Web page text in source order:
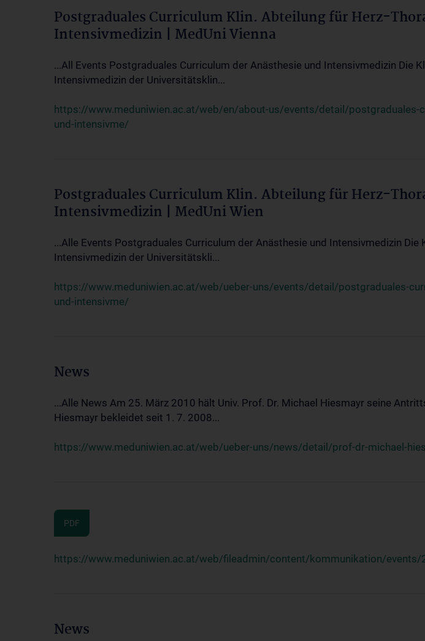
Postgraduales Curriculum Klin. Abteilung für Herz-
Intensivmedizin | MedUni Vienna
...All Events Postgraduales Curriculum der Anästhesie und Intensivmedizin Die
Intensivmedizin der Universitätsklin...
https://www.meduniwien.ac.at/web/en/about-us/events/detail/postgraduales-
und-intensivme/
Postgraduales Curriculum Klin. Abteilung für Herz-
Intensivmedizin | MedUni Wien
...Alle Events Postgraduales Curriculum der Anästhesie und Intensivmedizin
Intensivmedizin der Universitätskli...
https://www.meduniwien.ac.at/web/ueber-uns/events/detail/postgraduales-
und-intensivme/
News
...Alle News Am 25. März 2010 hält Univ. Prof. Dr. Michael Hiesmayr seine
Hiesmayr bekleidet seit 1. 7. 2008...
https://www.meduniwien.ac.at/web/ueber-uns/news/detail/prof-dr-michael-
PDF
https://www.meduniwien.ac.at/web/fileadmin/content/kommunikation/
News